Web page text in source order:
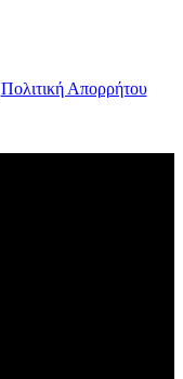
Πολιτική Απορρήτου